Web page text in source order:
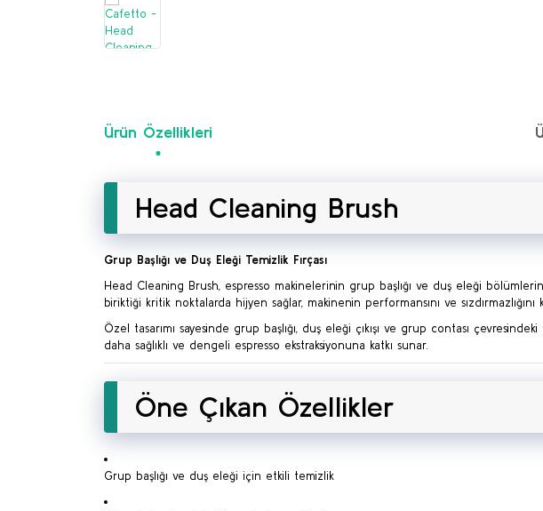
Ürün Özellikleri
Head Cleaning Brush
Grup Başlığı ve Duş Eleği Temizlik Fırçası
Head Cleaning Brush, espresso makinelerinin grup başlığı ve duş eleği
biriktiği kritik noktalarda hijyen sağlar, makinenin performansını ve sızdırmazlığını
Özel tasarımı sayesinde grup başlığı, duş eleği çıkışı ve grup contası
daha sağlıklı ve dengeli espresso ekstraksiyonuna katkı sunar.
Öne Çıkan Özellikler
Grup başlığı ve duş eleği için etkili temizlik